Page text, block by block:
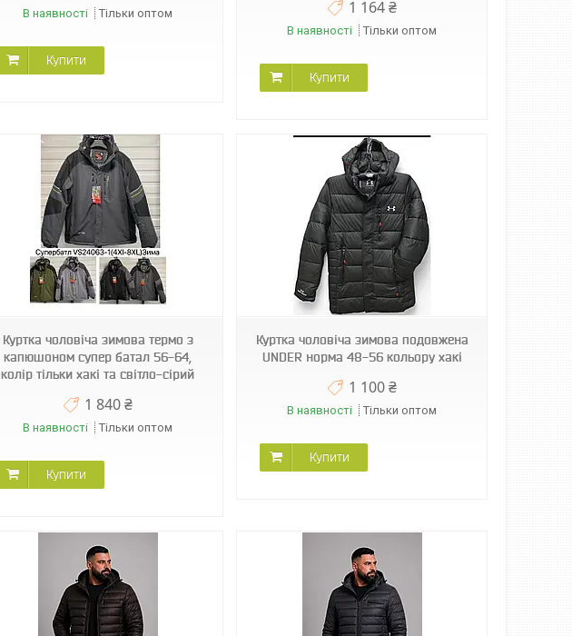
В наявності Тільки оптом
Купити
1 164 ₴
В наявності Тільки оптом
Купити
Куртка чоловіча зимова термо з
капюшоном супер батал 56-64,
колір тільки хакі та світло-сірий
1 840 ₴
В наявності Тільки оптом
Купити
VANDA 2311
Куртка чоловіча зимова подовжена
UNDER норма 48-56 кольору хакі
1 100 ₴
В наявності Тільки оптом
Купити